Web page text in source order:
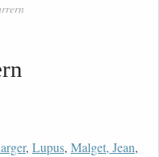
, Lupus, Malget, Jean,